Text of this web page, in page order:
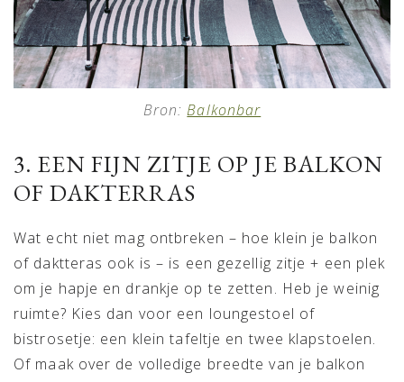
Bron:Balkonbar
3. EEN FIJN ZITJE OP JE BALKON
OF DAKTERRAS
Wat echt niet mag ontbreken – hoe klein je balkon
of daktteras ook is – is een gezellig zitje + een plek
om je hapje en drankje op te zetten. Heb je weinig
ruimte? Kies dan voor een loungestoel of
bistrosetje: een klein tafeltje en twee klapstoelen.
Of maak over de volledige breedte van je balkon